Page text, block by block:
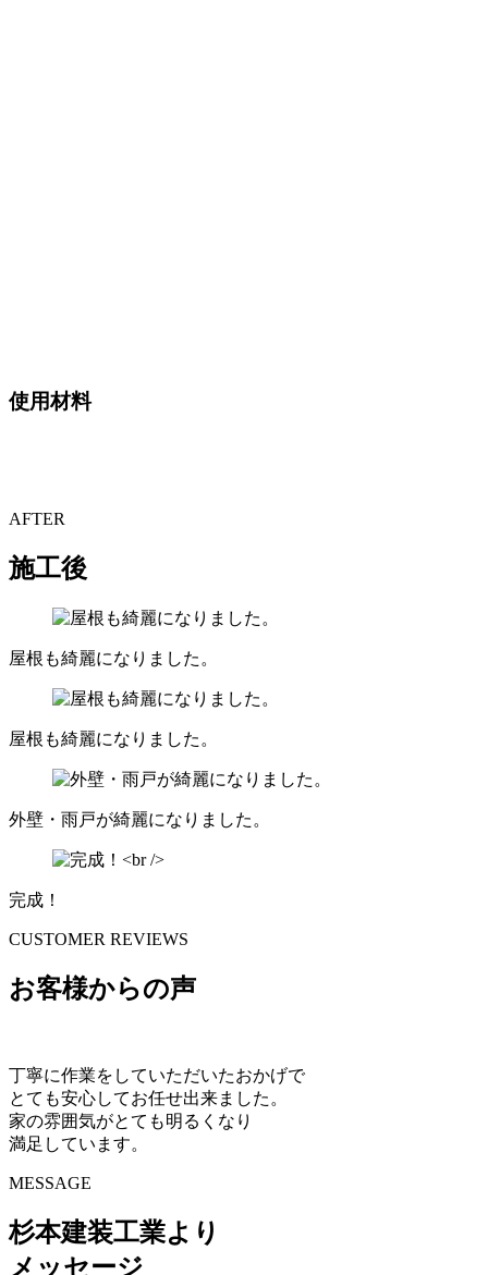
使用材料
AFTER
施工後
屋根も綺麗になりました。
屋根も綺麗になりました。
外壁・雨戸が綺麗になりました。
完成！
CUSTOMER REVIEWS
お客様からの声
丁寧に作業をしていただいたおかげで
とても安心してお任せ出来ました。
家の雰囲気がとても明るくなり
満足しています。
MESSAGE
杉本建装工業より
メッセージ